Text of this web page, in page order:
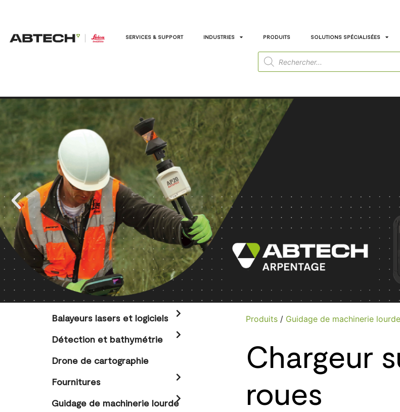
SERVICES & SUPPORT INDUSTRIES PRODUITS SOLUTIONS SPÉCIALISÉES
Balayeurs lasers et logiciels
Détection et bathymétrie
Drone de cartographie
Fournitures
Guidage de machinerie lourde
Produits / Guidage de machinerie lourde
Chargeur
roues